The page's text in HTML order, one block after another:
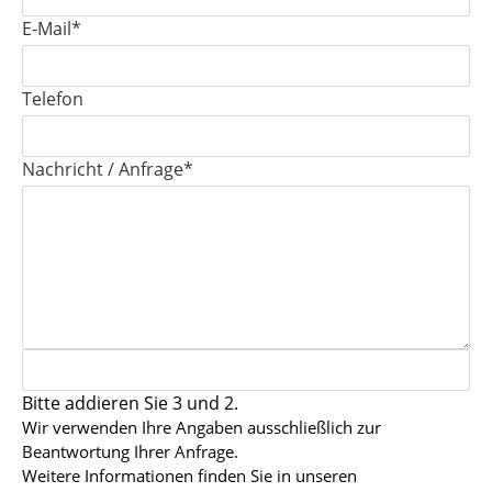
Pflichtfeld
E-Mail*
Telefon
Pflichtfeld
Nachricht / Anfrage*
Bitte addieren Sie 3 und 2.
Wir verwenden Ihre Angaben ausschließlich zur
Beantwortung Ihrer Anfrage.
Weitere Informationen finden Sie in unseren